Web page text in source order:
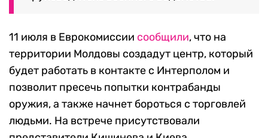
11 июля в Еврокомиссии сообщили, что на
территории Молдовы создадут центр, который
будет работать в контакте с Интерполом и
позволит пресечь попытки контрабанды
оружия, а также начнет бороться с торговлей
людьми. На встрече присутствовали